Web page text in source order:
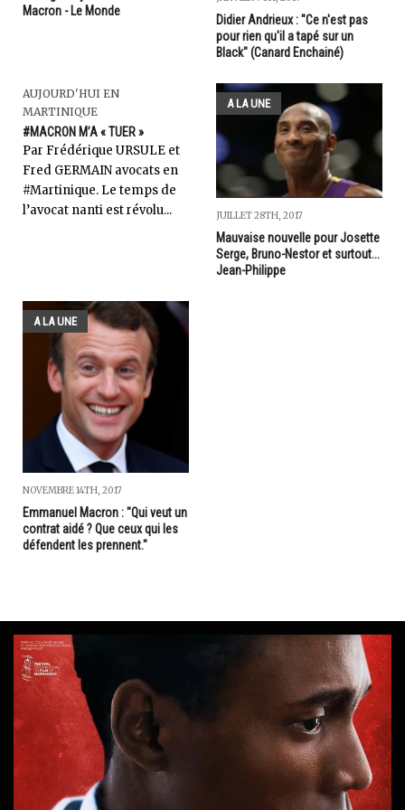
Macron - Le Monde
Didier Andrieux : "Ce n'est pas
pour rien qu'il a tapé sur un
Black" (Canard Enchainé)
AUJOURD'HUI EN
MARTINIQUE
#MACRON M’A « TUER »
Par Frédérique URSULE et
Fred GERMAIN avocats en
#Martinique. Le temps de
l’avocat nanti est révolu...
A LA UNE
JUILLET 28TH, 2017
Mauvaise nouvelle pour Josette
Serge, Bruno-Nestor et surtout...
Jean-Philippe
A LA UNE
NOVEMBRE 14TH, 2017
Emmanuel Macron : "Qui veut un
contrat aidé ? Que ceux qui les
défendent les prennent."